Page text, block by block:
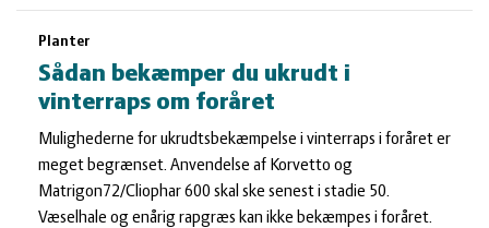
Planter
Sådan bekæmper du ukrudt i
vinterraps om foråret
Mulighederne for ukrudtsbekæmpelse i vinterraps i foråret er
meget begrænset. Anvendelse af Korvetto og
Matrigon72/Cliophar 600 skal ske senest i stadie 50.
Væselhale og enårig rapgræs kan ikke bekæmpes i foråret.